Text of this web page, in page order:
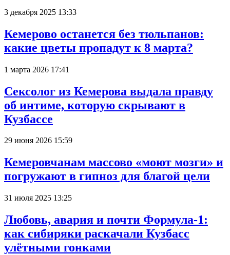
3 декабря 2025 13:33
Кемерово останется без тюльпанов:
какие цветы пропадут к 8 марта?
1 марта 2026 17:41
Сексолог из Кемерова выдала правду
об интиме, которую скрывают в
Кузбассе
29 июня 2026 15:59
Кемеровчанам массово «моют мозги» и
погружают в гипноз для благой цели
31 июля 2025 13:25
Любовь, авария и почти Формула-1:
как сибиряки раскачали Кузбасс
улётными гонками